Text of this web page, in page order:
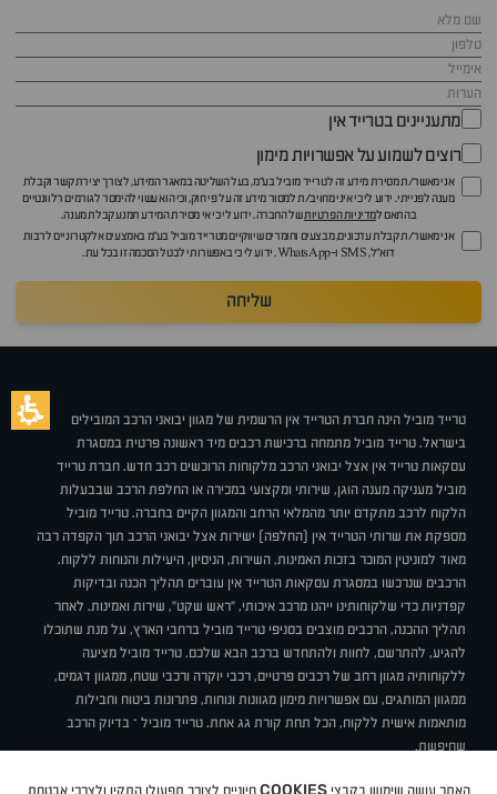
מתעניינים בטרייד אין
רוצים לשמוע על אפשרויות מימון
אני מאשר/ת מסירת מידע זה לטרייד מוביל בע"מ, בעל השליטה במאגר המידע, לצורך יצירת קשר וקבלת
מענה לפנייתי. ידוע לי כי איני מחויב/ת למסור מידע זה על פי חוק, וכי הוא עשוי להימסר לגורמים רלוונטיים
בהתאם למדיניות הפרטיותשל החברה. ידוע לי כי אי מסירת המידע תמנע קבלת מענה.
אני מאשר/ת קבלת עדכונים, מבצעים וחומרים שיווקיים מטרייד מוביל בע"מ באמצעים אלקטרוניים לרבות
דוא״ל, SMS ו-WhatsApp. ידוע לי כי באפשרותי לבטל הסכמה זו בכל עת.
שליחה
טרייד מוביל הינה חברת הטרייד אין הרשמית של מגוון יבואני הרכב המובילים
בישראל. טרייד מוביל מתמחה ברכישת רכבים מיד ראשונה פרטית במסגרת
עסקאות טרייד אין אצל יבואני הרכב מלקוחות הרוכשים רכב חדש. חברת טרייד
מוביל מעניקה מענה הוגן, שירותי ומקצועי במכירה או החלפת הרכב שבבעלות
הלקוח לרכב מתקדם יותר מהמלאי הרחב והמגוון הקיים בחברה. טרייד מוביל
מספקת את שרותי הטרייד אין (החלפה) ישירות אצל יבואני הרכב תוך הקפדה רבה
מאוד למוניטין המוכר בזכות האמינות, השירות, הניסיון, היעילות והנוחות ללקוח.
הרכבים שנרכשו במסגרת עסקאות הטרייד אין עוברים תהליך הכנה ובדיקות
קפדניות כדי שלקוחותינו ייהנו מרכב איכותי, "ראש שקט", שירות ואמינות. לאחר
תהליך ההכנה, הרכבים מוצבים בסניפי טרייד מוביל ברחבי הארץ, על מנת שתוכלו
להגיע, להתרשם, לחוות ולהתחדש ברכב הבא שלכם. טרייד מוביל מציעה
ללקוחותיה מגוון רחב של רכבים פרטיים, רכבי יוקרה ורכבי שטח, ממגוון דגמים,
ממגוון המותגים, עם אפשרויות מימון מגוונות ונוחות, פתרונות ביטוח וחבילות
מותאמות אישית ללקוח, הכל תחת קורת גג אחת. טרייד מוביל – בדיוק הרכב
שחיפשת.
COOKIES